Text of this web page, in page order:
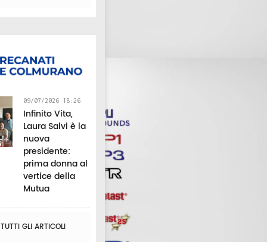
09/07/2026 18:26
Infinito Vita,
Laura Salvi è la
nuova
presidente:
prima donna al
vertice della
Mutua
GLI ARTICOLI